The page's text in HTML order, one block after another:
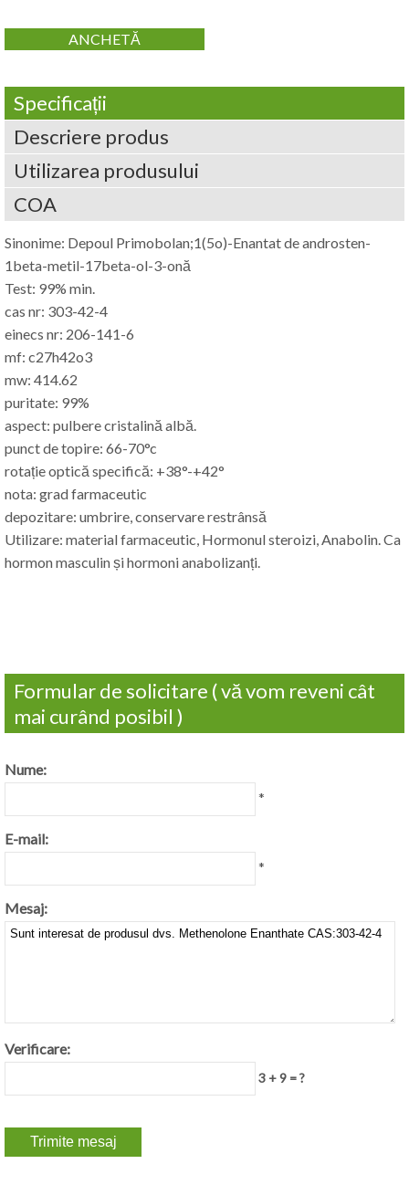
ANCHETĂ
Specificații
Descriere produs
Utilizarea produsului
COA
Sinonime: Depoul Primobolan;1(5o)-Enantat de androsten-
1beta-metil-17beta-ol-3-onă
Test: 99% min.
cas nr: 303-42-4
einecs nr: 206-141-6
mf: c27h42o3
mw: 414.62
puritate: 99%
aspect: pulbere cristalină albă.
punct de topire: 66-70°c
rotație optică specifică: +38°-+42°
nota: grad farmaceutic
depozitare: umbrire, conservare restrânsă
Utilizare: material farmaceutic, Hormonul steroizi, Anabolin. Ca
hormon masculin și hormoni anabolizanți.
Formular de solicitare ( vă vom reveni cât
mai curând posibil )
Nume:
*
E-mail:
*
Mesaj:
Verificare:
3 + 9 = ?